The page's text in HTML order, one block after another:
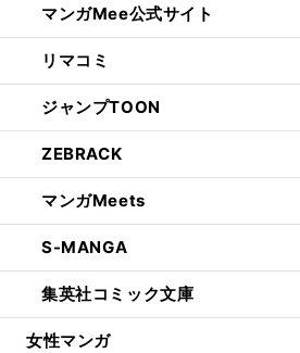
マンガMee公式サイト
リマコミ
ジャンプTOON
ZEBRACK
マンガMeets
S-MANGA
集英社コミック文庫
女性マンガ